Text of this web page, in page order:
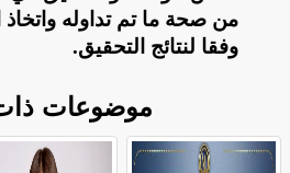
من صحة ما تم تداوله واتخاذ
وفقا لنتائج التحقيق.
موضوعات